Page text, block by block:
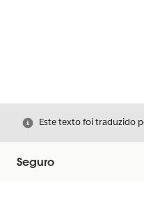
Fechar
Este texto foi traduzido
Seguro